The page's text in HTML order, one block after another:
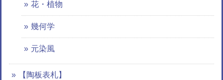
花・植物
幾何学
元染風
【陶板表札】